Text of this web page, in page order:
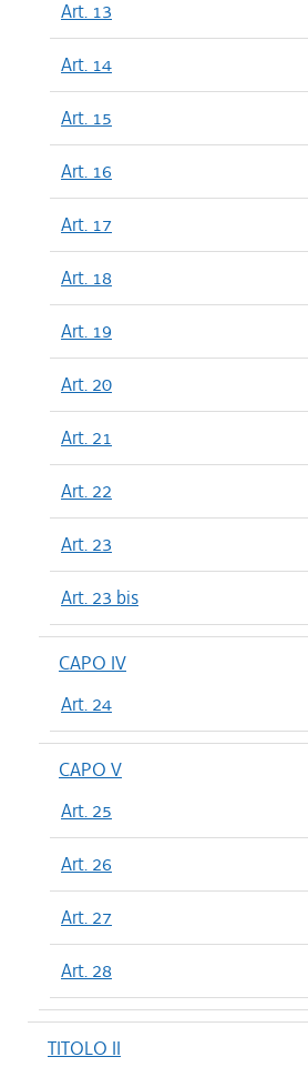
Art. 13
Art. 14
Art. 15
Art. 16
Art. 17
Art. 18
Art. 19
Art. 20
Art. 21
Art. 22
Art. 23
Art. 23 bis
CAPO IV
Art. 24
CAPO V
Art. 25
Art. 26
Art. 27
Art. 28
TITOLO II